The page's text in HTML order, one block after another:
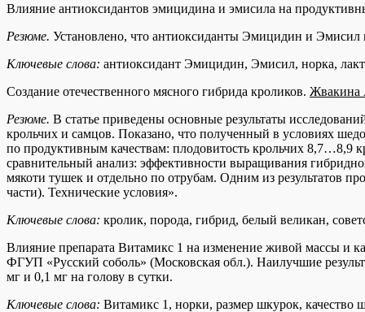
Влияние антиоксидантов эмицидина и эмисила на
Резюме. Установлено, что антиоксиданты Эмицидин и
Ключевые слова: антиоксидант Эмицидин, Эмисил, норка,
Создание отечественного мясного гибрида кроликов. Жвакина
Резюме. В статье приведены основные результаты
крольчих и самцов. Показано, что полученный в условиях
по продуктивным качествам: плодовитость крольчих 8,7…8,9
сравнительный анализ: эффективности выращивания
мякоти тушек и отдельно по отрубам. Одним из результатов
части). Технические условия».
Ключевые слова: кролик, порода, гибрид, белый великан,
Влияние препарата Витамикс 1 на изменение живой массы и
ФГУП «Русский соболь» (Московская обл.). Наилучшие
мг и 0,1 мг на голову в сутки.
Ключевые слова: Витамикс 1, норки, размер шкурок, качество